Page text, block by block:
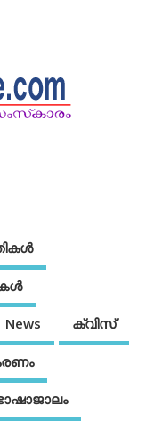
News ക്വിസ്